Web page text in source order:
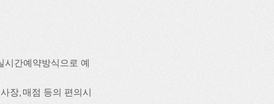
시간예약방식으로 예
장, 매점 등의 편의시